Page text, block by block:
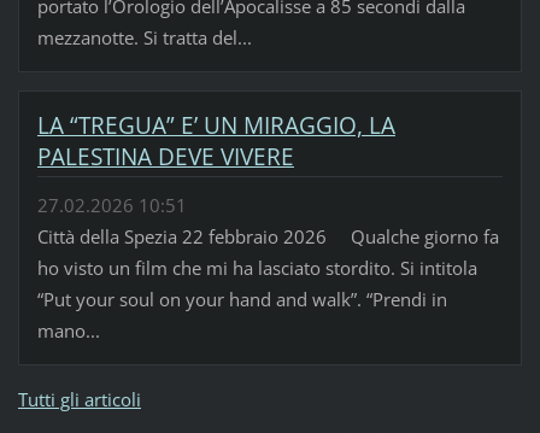
portato l’Orologio dell’Apocalisse a 85 secondi dalla
mezzanotte. Si tratta del...
LA “TREGUA” E’ UN MIRAGGIO, LA
PALESTINA DEVE VIVERE
27.02.2026 10:51
Città della Spezia 22 febbraio 2026 Qualche giorno fa
ho visto un film che mi ha lasciato stordito. Si intitola
“Put your soul on your hand and walk”. “Prendi in
mano...
Tutti gli articoli